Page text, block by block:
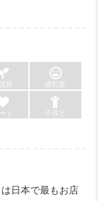
所 授乳室
ト 子供と
日本で最もお店